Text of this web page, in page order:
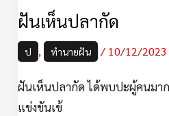
ฝันเห็นปลากัด
ป , ทำนายฝัน / 10/12/
ฝันเห็นปลากัด ได้พบปะผู้คนมา
แข่งขันเข้